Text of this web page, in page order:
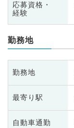
応募資格・
経験
勤務地
勤務地
最寄り駅
自動車通勤